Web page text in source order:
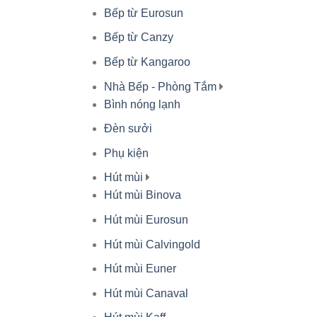
Bếp từ Eurosun
Bếp từ Canzy
Bếp từ Kangaroo
Nhà Bếp - Phòng Tắm
Bình nóng lạnh
Đèn sưởi
Phụ kiện
Hút mùi
Hút mùi Binova
Hút mùi Eurosun
Hút mùi Calvingold
Hút mùi Euner
Hút mùi Canaval